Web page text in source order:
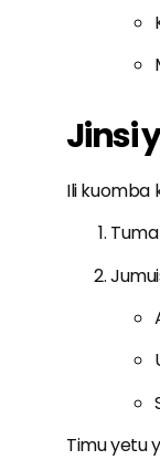
Jinsi
Ili kuomba
Timu yetu